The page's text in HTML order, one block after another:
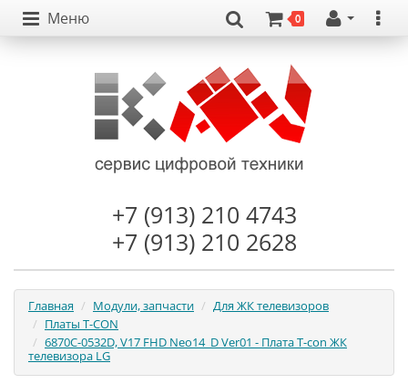
Меню 0
+7 (913) 210 4743
+7 (913) 210 2628
Главная Модули, запчасти
Для ЖК телевизоров
Платы T-CON
6870C-0532D, V17 FHD Neo14_D Ver01 - Плата T-con ЖК
телевизора LG